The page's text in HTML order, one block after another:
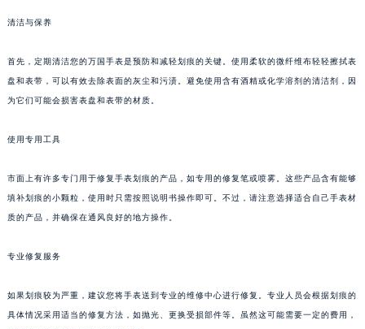
清洁与保养
首先，定期清洁您的万国手表是预防和减轻划痕的关键。使用柔软的微纤维布轻轻擦拭表
盘和表带，可以有效去除表面的灰尘和污渍。避免使用含有酒精或化学溶剂的清洁剂，因
为它们可能会损害表盘和表带的材质。
使用专用工具
市面上有许多专门用于修复手表划痕的产品，如专用的修复笔或喷雾。这些产品含有能够
填补划痕的小颗粒，使用时只需按照说明书操作即可。不过，请注意选择适合自己手表材
质的产品，并确保在通风良好的地方操作。
专业修复服务
如果划痕较为严重，建议您将手表送到专业的维修中心进行修复。专业人员会根据划痕的
具体情况采用适当的修复方法，如抛光、更换受损部件等。虽然这可能需要一定的费用，